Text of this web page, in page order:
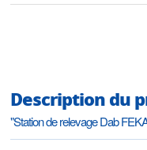
Description du
"Station de relevage Dab